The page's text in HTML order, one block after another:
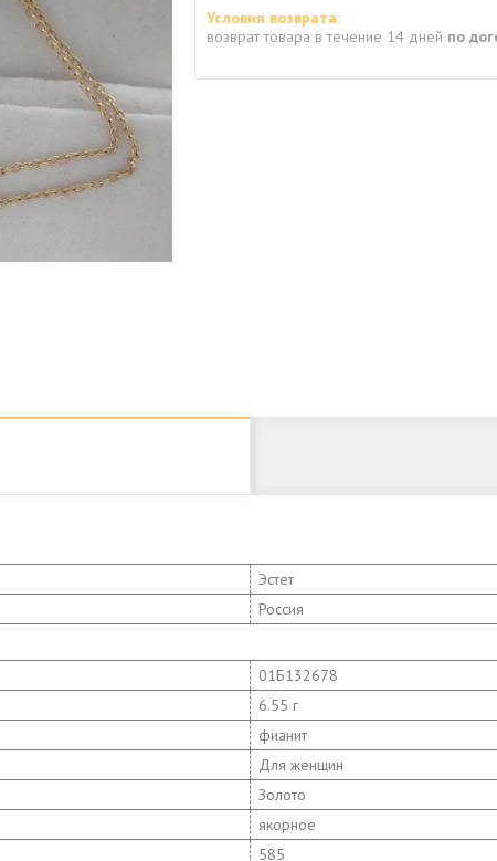
возврат товара в течение 14 дней по
Эстет
Россия
01Б132678
6.55 г
фианит
Для женщин
Золото
якорное
585